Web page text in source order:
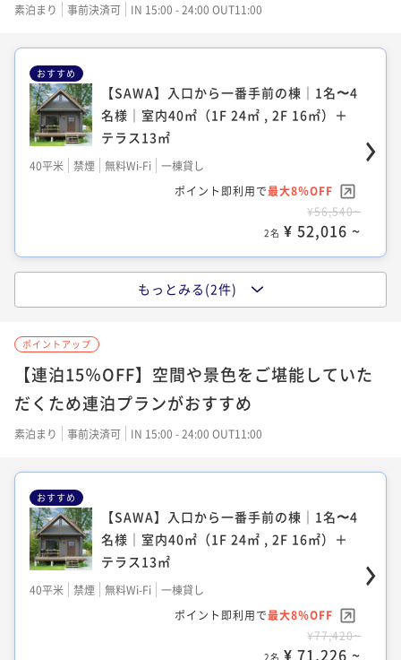
【MON】真ん中の棟｜1名〜6名様｜64㎡
ナ付き
64平米 禁煙 無料Wi-Fi
一棟貸し
2名 ¥ 50,397 ~
素泊まり 事前決済可 IN 15:00 - 24:00 OUT11:00
おすすめ
【SAWA】入口から一番手前の棟｜1名〜4
名様｜室内40㎡（1F 24㎡ , 2F 16㎡）＋
テラス13㎡
40平米 禁煙 無料Wi-Fi
一棟貸し
ポイント即利用で最大8％OFF
¥56,540~
2名 ¥ 52,016 ~
【MON】真ん中の棟｜1名〜6名様｜64㎡
64平米 禁煙 無料Wi-Fi
一棟貸し
ポイント即利用で
【YAMA】入口から一番奥の棟｜1名〜6名
様｜室内64㎡（1F 40㎡ , 2F24㎡）＋テラ
ス27㎡｜サウナ付き
¥65,780~
¥ 60,517 ~
もっとみる(2件)
ポイントアップ
【連泊15％OFF】空間や景色をご堪能していた
だくため連泊プランがおすすめ
素泊まり 事前決済可 IN 15:00 - 24:00 OUT11:00
おすすめ
【SAWA】入口から一番手前の棟｜1名〜4
名様｜室内40㎡（1F 24㎡ , 2F 16㎡）＋
テラス13㎡
40平米 禁煙 無料Wi-Fi
一棟貸し
ポイント即利用で最大8％OFF
¥77,420~
2名 ¥ 71,226 ~